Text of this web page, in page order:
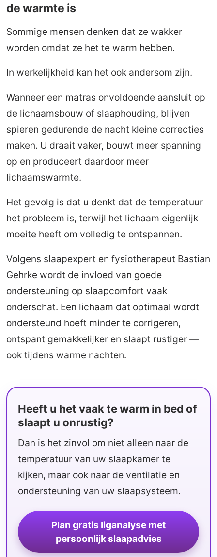
de warmte is
Sommige mensen denken dat ze wakker
worden omdat ze het te warm hebben.
In werkelijkheid kan het ook andersom zijn.
Wanneer een matras onvoldoende aansluit op
de lichaamsbouw of slaaphouding, blijven
spieren gedurende de nacht kleine correcties
maken. U draait vaker, bouwt meer spanning
op en produceert daardoor meer
lichaamswarmte.
Het gevolg is dat u denkt dat de temperatuur
het probleem is, terwijl het lichaam eigenlijk
moeite heeft om volledig te ontspannen.
Volgens slaapexpert en fysiotherapeut Bastian
Gehrke wordt de invloed van goede
ondersteuning op slaapcomfort vaak
onderschat. Een lichaam dat optimaal wordt
ondersteund hoeft minder te corrigeren,
ontspant gemakkelijker en slaapt rustiger —
ook tijdens warme nachten.
Heeft u het vaak te warm in bed of
slaapt u onrustig?
Dan is het zinvol om niet alleen naar de
temperatuur van uw slaapkamer te
kijken, maar ook naar de ventilatie en
ondersteuning van uw slaapsysteem.
Plan gratis liganalyse met
persoonlijk slaapadvies